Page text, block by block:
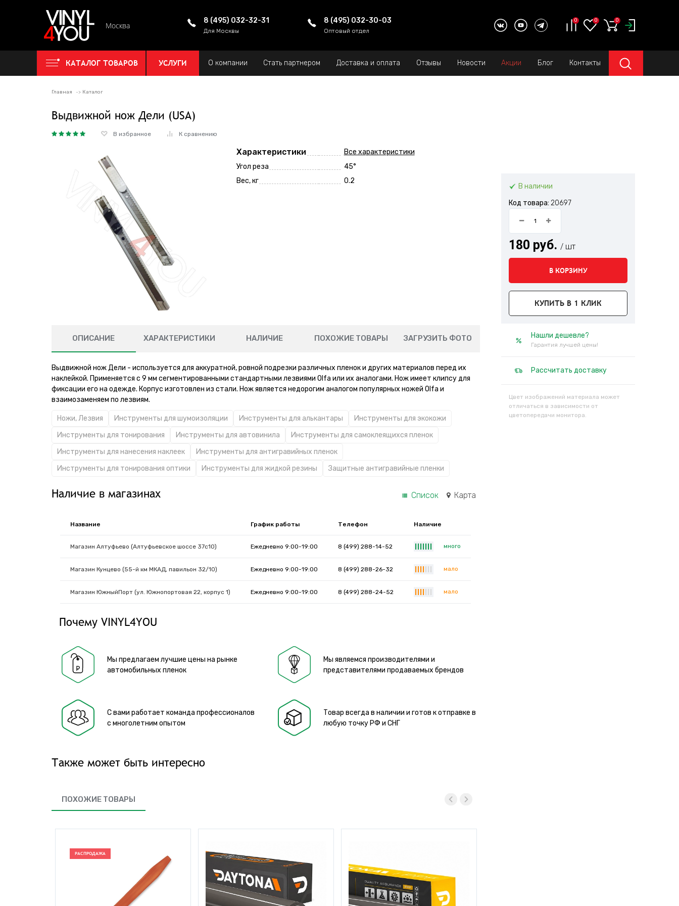
Москва
8 (495) 032-32-31
Для Москвы
8 (495) 032-30-03
Оптовый отдел
0 0 0
КАТАЛОГ ТОВАРОВ УСЛУГИ О компании Стать партнером Доставка и оплата Отзывы Новости Акции Блог Контакты
Главная Каталог
Выдвижной нож Дели (USA)
В избранное К сравнению
Характеристики
Все характеристики
Угол реза
45°
Вес, кг
0.2
В наличии
Код товара: 20697
180 руб. / шт
В КОРЗИНУ
КУПИТЬ В 1 КЛИК
Нашли дешевле?
Гарантия лучшей цены!
Рассчитать доставку
Цвет изображений материала может
отличаться в зависимости от
цветопередачи монитора.
ОПИСАНИЕ ХАРАКТЕРИСТИКИ НАЛИЧИЕ ПОХОЖИЕ ТОВАРЫ ЗАГРУЗИТЬ ФОТО
Выдвижной нож Дели - используется для аккуратной, ровной подрезки различных пленок и других материалов перед их
наклейкой. Применяется с 9 мм сегментированными стандартными лезвиями Olfa или их аналогами. Нож имеет клипсу для
фиксации его на одежде. Корпус изготовлен из стали. Нож является недорогим аналогом популярных ножей Olfa и
взаимозаменяем по лезвиям.
Ножи, Лезвия Инструменты для шумоизоляции Инструменты для алькантары
Инструменты для экокожи
Инструменты для тонирования
Инструменты для автовинила
Инструменты для самоклеящихся пленок
Инструменты для нанесения наклеек
Инструменты для антигравийных пленок
Инструменты для тонирования оптики
Инструменты для жидкой резины Защитные антигравийные пленки
Наличие в магазинах Список Карта
Название График работы Телефон Наличие
Магазин Алтуфьево (Алтуфьевское шоссе 37с10) Ежедневно 9:00-19:00 8 (499) 288-14-52 много
Магазин Кунцево (55-й км МКАД, павильон 32/10) Ежедневно 9:00-19:00 8 (499) 288-26-32 мало
Магазин ЮжныйПорт (ул. Южнопортовая 22, корпус 1) Ежедневно 9:00-19:00 8 (499) 288-24-52 мало
Почему VINYL4YOU
Мы предлагаем лучшие цены на рынке
автомобильных пленок
Мы являемся производителями и
представителями продаваемых брендов
С вами работает команда профессионалов
с многолетним опытом
Товар всегда в наличии и готов к отправке в
любую точку РФ и СНГ
Также может быть интересно
ПОХОЖИЕ ТОВАРЫ
РАСПРОДАЖА